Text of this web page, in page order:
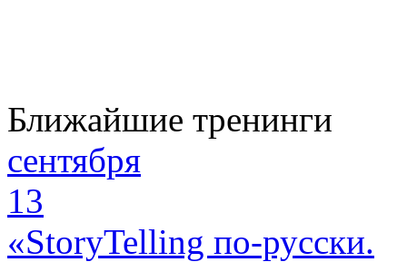
Ближайшие тренинги
сентября
13
«StoryTelling по-русски.